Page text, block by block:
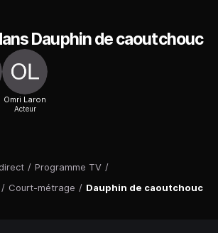
/ Programme TV /
/ Court-métrage / Dauphin de caoutchouc
Dauphin de caoutchouc
Omri Laron
Acteur